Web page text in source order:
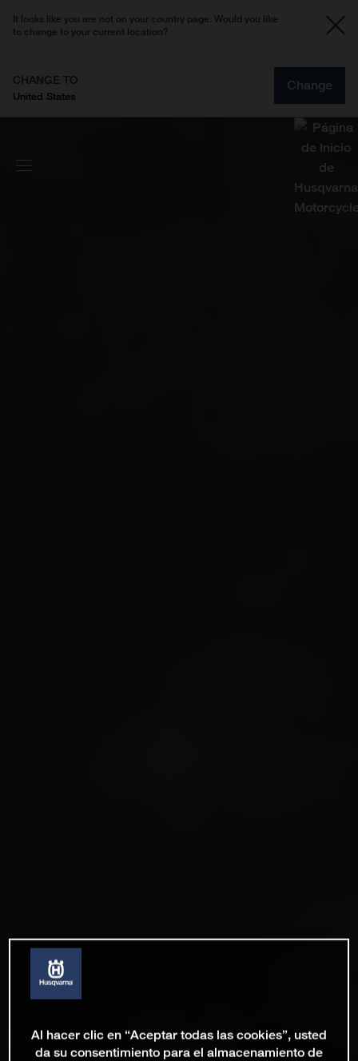
It looks like you are not on your country page. Would you like
to change to your current location?
CHANGE TO
United States
Change
Al hacer clic en “Aceptar todas las cookies”, usted
da su consentimiento para el almacenamiento de